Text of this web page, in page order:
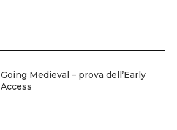
Going Medieval – prova dell’Early
Access